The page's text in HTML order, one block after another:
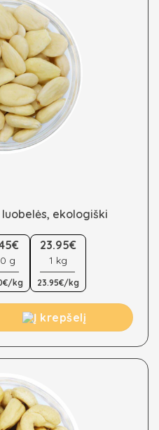
ekologiški
product
has
multiple
variants.
The
options
may
be
on
the
product
page
g
kg
23.95€
1 kg
23.95€/kg
be luobelės, ekologiški
Į krepšelį